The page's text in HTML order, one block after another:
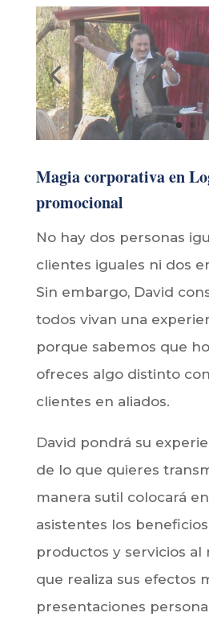
Magia corporativa en
promocional
No hay dos personas
clientes iguales ni dos
Sin embargo, David
todos vivan una
porque sabemos que
ofreces algo distinto
clientes en aliados.
David pondrá su
de lo que quieres
manera sutil colocará
asistentes los
productos y servicios
que realiza sus efectos
presentaciones